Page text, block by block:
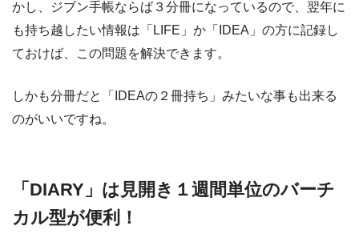
かし、ジブン手帳ならば３分冊になっているので、翌年に
も持ち越したい情報は「LIFE」か「IDEA」の方に記録し
ておけば、この問題を解決できます。
しかも分冊だと「IDEAの２冊持ち」みたいな事も出来る
のがいいですね。
「DIARY」は見開き１週間単位のバーチ
カル型が便利！